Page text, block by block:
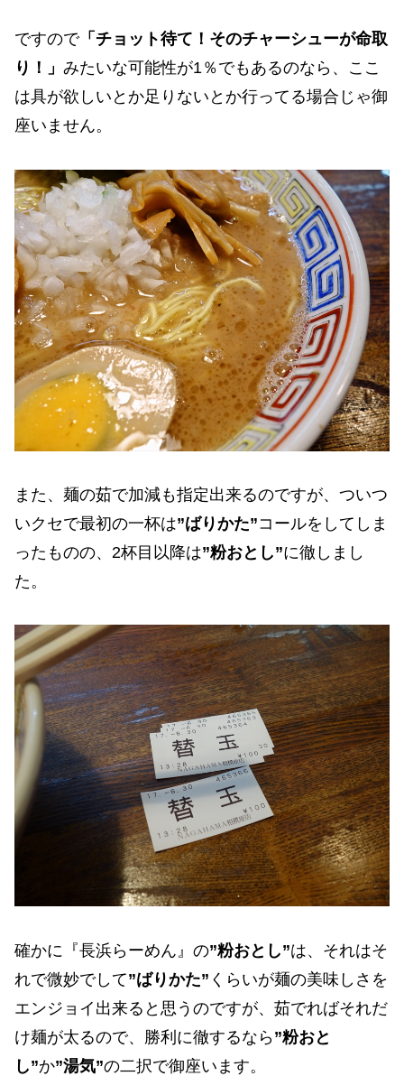
ですので「チョット待て！そのチャーシューが命取
り！」 みたいな可能性が1％でもあるのなら、ここ
は具が欲しいとか足りないとか行ってる場合じゃ御
座いません。
また、麺の茹で加減も指定出来るのですが、ついつ
いクセで最初の一杯は”ばりかた”コールをしてしま
ったものの、2杯目以降は”粉おとし”に徹しまし
た。
確かに『長浜らーめん』の”粉おとし”は、それはそ
れで微妙でして”ばりかた” くらいが麺の美味しさを
エンジョイ出来ると思うのですが、茹でればそれだ
け麺が太るので、勝利に徹するなら”粉おと
し”か”湯気”の二択で御座います。